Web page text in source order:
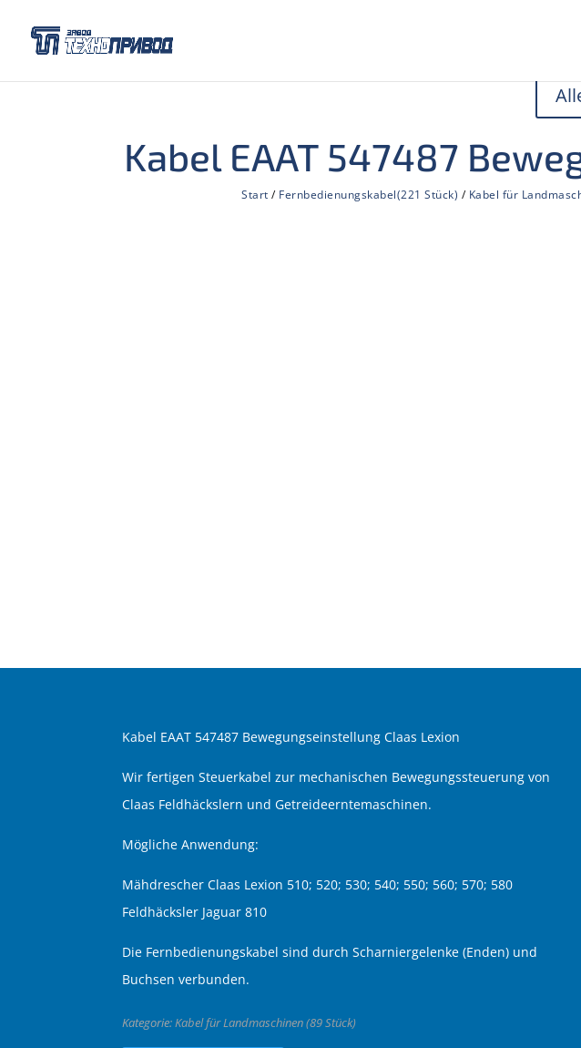
Kabel EAAT 547487
Start / Fernbedienungskabel(221 Stück) / Kabel für
Kabel EAAT 547487 Bewegungseinstellung Claas Lexion
Wir fertigen Steuerkabel zur mechanischen Bewegungssteuerung von
Claas Feldhäckslern und Getreideerntemaschinen.
Mögliche Anwendung:
Mähdrescher Claas Lexion 510; 520; 530; 540; 550; 560; 570; 580
Feldhäcksler Jaguar 810
Die Fernbedienungskabel sind durch Scharniergelenke (Enden) und
Buchsen verbunden.
Kategorie:Kabel für Landmaschinen (89 Stück)